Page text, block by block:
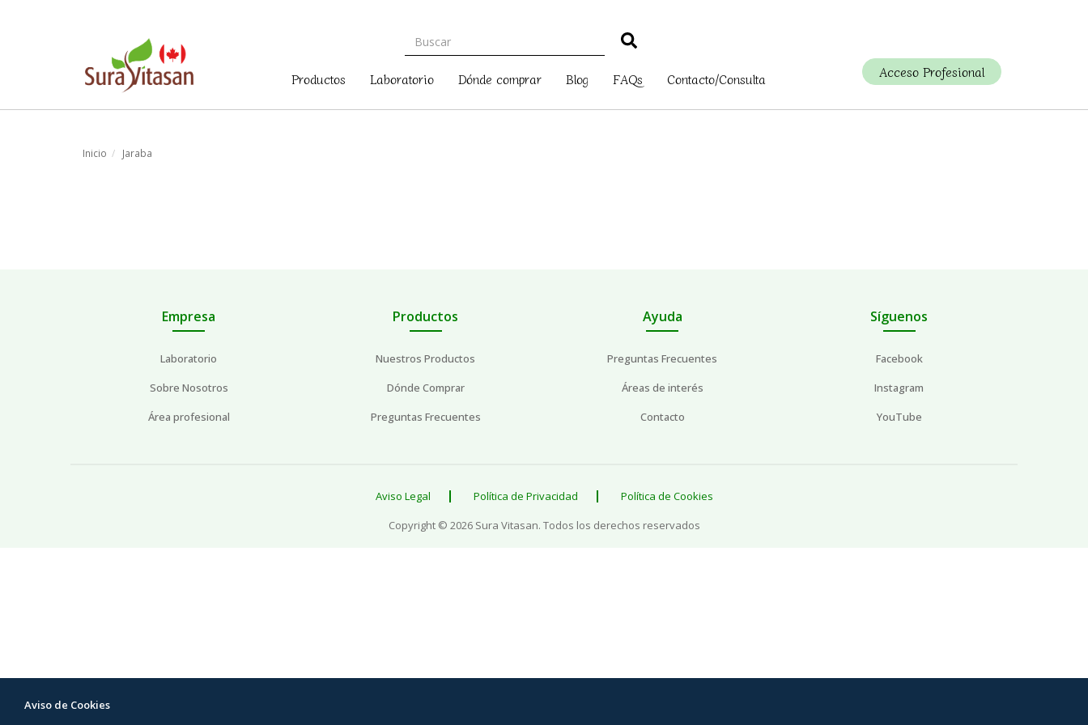
Acceso Profesional
Productos Laboratorio Dónde comprar Blog FAQs Contacto/Consulta
Inicio Jaraba
Empresa
Laboratorio
Sobre Nosotros
Área profesional
Productos
Nuestros Productos
Dónde Comprar
Preguntas Frecuentes
Ayuda
Preguntas Frecuentes
Áreas de interés
Contacto
Síguenos
Facebook
Instagram
YouTube
Aviso Legal Política de Privacidad
Política de Cookies
Copyright © 2026 Sura Vitasan. Todos los derechos reservados
Aviso de Cookies